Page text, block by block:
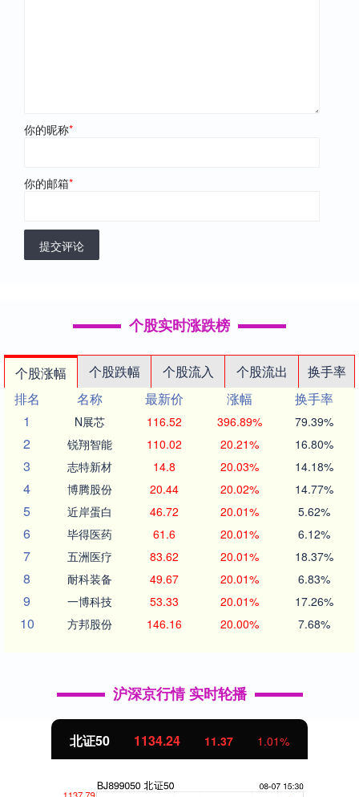
你的昵称*
你的邮箱*
提交评论
个股实时涨跌榜
个股涨幅 个股跌幅 个股流入 个股流出
换手率
排名
名称 最新价 涨幅
换手率
1
N展芯 116.52 396.89% 79.39%
2 锐翔智能 110.02 20.21% 16.80%
3 志特新材 14.8 20.03% 14.18%
4 博腾股份 20.44 20.02% 14.77%
5 近岸蛋白 46.72 20.01% 5.62%
6 毕得医药 61.6 20.01% 6.12%
7 五洲医疗 83.62 20.01% 18.37%
8 耐科装备 49.67 20.01% 6.83%
9 一博科技 53.33 20.01% 17.26%
10 方邦股份 146.16 20.00% 7.68%
沪深京行情 实时轮播
北证50 1134.24 11.37 1.01%